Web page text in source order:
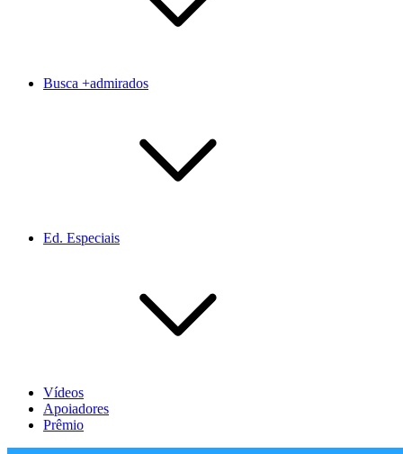
Busca +admirados
Ed. Especiais
Vídeos
Apoiadores
Prêmio